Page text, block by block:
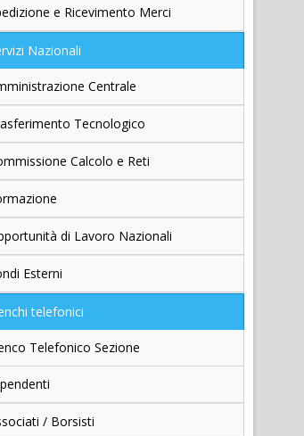
e Ricevimento Merci
Nazionali
Centrale
Tecnologico
Calcolo e Reti
di Lavoro Nazionali
Esterni
telefonici
Telefonico Sezione
/ Borsisti